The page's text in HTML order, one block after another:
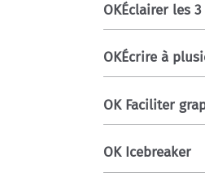
OKÉclairer les
OKÉcrire à
OK Faciliter
OK Icebreaker